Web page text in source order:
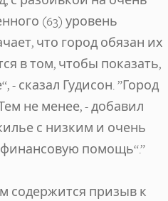
(63) уровень
что город обязан их
в том, чтобы показать,
сказал Гудисон. ”Город
не менее, - добавил
с низким и очень
помощь“.”
содержится призыв к